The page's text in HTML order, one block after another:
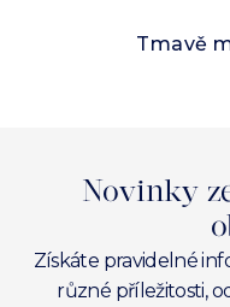
Tmavě
Novinky
Získáte pravidelné
různé příležitosti,